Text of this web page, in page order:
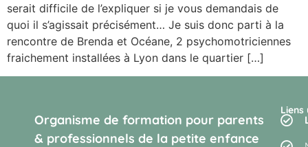
serait difficile de l’expliquer si je vous demandais de
quoi il s’agissait précisément… Je suis donc parti à la
rencontre de Brenda et Océane, 2 psychomotriciennes
fraichement installées à Lyon dans le quartier […]
Organisme de formation pour parents
& professionnels de la petite enfance
Liens